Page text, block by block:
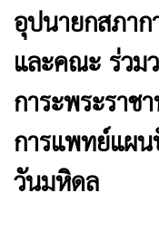
อุปนายกสภา
และคณะ ร่วม
การะพระราช
การแพทย์แผ
วันมหิดล